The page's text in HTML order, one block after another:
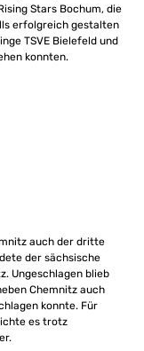
Stars Bochum, die
erfolgreich gestalten
TSVE Bielefeld und
konnten.
auch der dritte
der sächsische
Ungeschlagen blieb
Chemnitz auch
konnte. Für
es trotz